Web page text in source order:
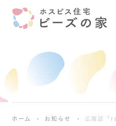
ホーム お知らせ 広報誌「